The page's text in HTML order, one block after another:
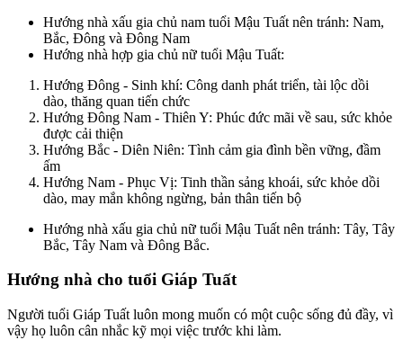
Hướng nhà xấu gia chủ nam tuổi Mậu Tuất nên tránh: Nam,
Bắc, Đông và Đông Nam
Hướng nhà hợp gia chủ nữ tuổi Mậu Tuất:
Hướng Đông - Sinh khí: Công danh phát triển, tài lộc dồi
dào, thăng quan tiến chức
Hướng Đông Nam - Thiên Y: Phúc đức mãi về sau, sức khỏe
được cải thiện
Hướng Bắc - Diên Niên: Tình cảm gia đình bền vững, đầm
ấm
Hướng Nam - Phục Vị: Tinh thần sảng khoái, sức khỏe dồi
dào, may mắn không ngừng, bản thân tiến bộ
Hướng nhà xấu gia chủ nữ tuổi Mậu Tuất nên tránh: Tây, Tây
Bắc, Tây Nam và Đông Bắc.
Hướng nhà cho tuổi Giáp Tuất
Người tuổi Giáp Tuất luôn mong muốn có một cuộc sống đủ đầy, vì
vậy họ luôn cân nhắc kỹ mọi việc trước khi làm.